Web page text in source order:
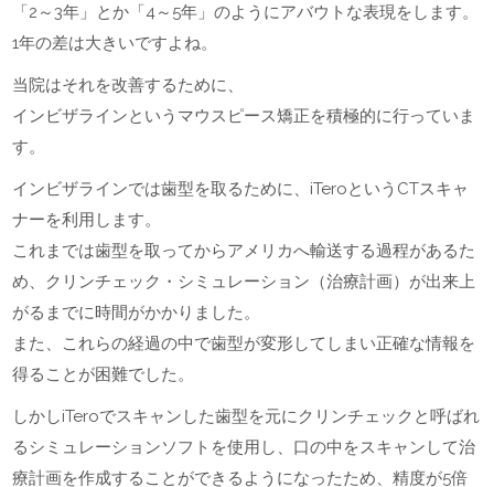
「2～3年」とか「4～5年」のようにアバウトな表現をします。
1年の差は大きいですよね。
当院はそれを改善するために、
インビザラインというマウスピース矯正を積極的に行っていま
す。
インビザラインでは歯型を取るために、iTeroというCTスキャ
ナーを利用します。
これまでは歯型を取ってからアメリカへ輸送する過程があるた
め、クリンチェック・シミュレーション（治療計画）が出来上
がるまでに時間がかかりました。
また、これらの経過の中で歯型が変形してしまい正確な情報を
得ることが困難でした。
しかしiTeroでスキャンした歯型を元にクリンチェックと呼ばれ
るシミュレーションソフトを使用し、口の中をスキャンして治
療計画を作成することができるようになったため、精度が5倍